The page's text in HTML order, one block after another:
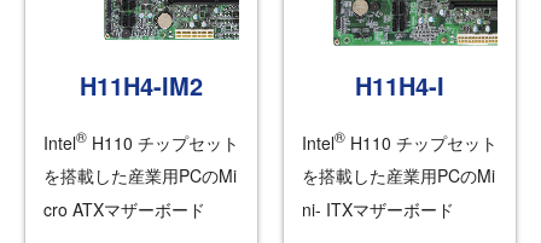
H11H4-IM2
Intel® H110 チップセット
を搭載した産業用PCのMi
cro ATXマザーボード
H11H4-I
Intel® H110 チップセット
を搭載した産業用PCのMi
ni- ITXマザーボード